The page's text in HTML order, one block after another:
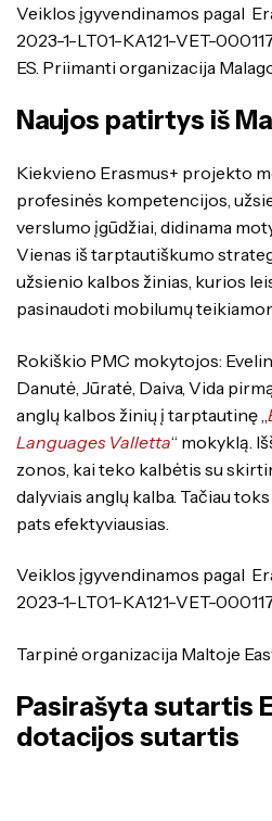
Veiklos įgyvendinamos pagal
2023-1-LT01-KA121-VET-
ES. Priimanti organizacija
Naujos patirtys iš
Kiekvieno Erasmus+ projekto
profesinės kompetencijos,
verslumo įgūdžiai, didinama
Vienas iš tarptautiškumo
užsienio kalbos žinias, kurios
pasinaudoti mobilumų
Rokiškio PMC mokytojos:
Danutė, Jūratė, Daiva, Vida
anglų kalbos žinių į tarptautinę „
Languages Valletta“ mokyklą.
zonos, kai teko kalbėtis su
dalyviais anglų kalba. Tačiau
pats efektyviausias.
Veiklos įgyvendinamos pagal
2023-1-LT01-KA121-VET-
Tarpinė organizacija Maltoje
Pasirašyta sutartis
dotacijos sutartis